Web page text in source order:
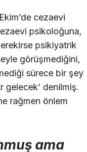
cezaevi
psikoloğuna,
psikiyatrik
görüşmediğini,
sürece bir şey
gelecek’ denilmiş.
rağmen önlem
ama